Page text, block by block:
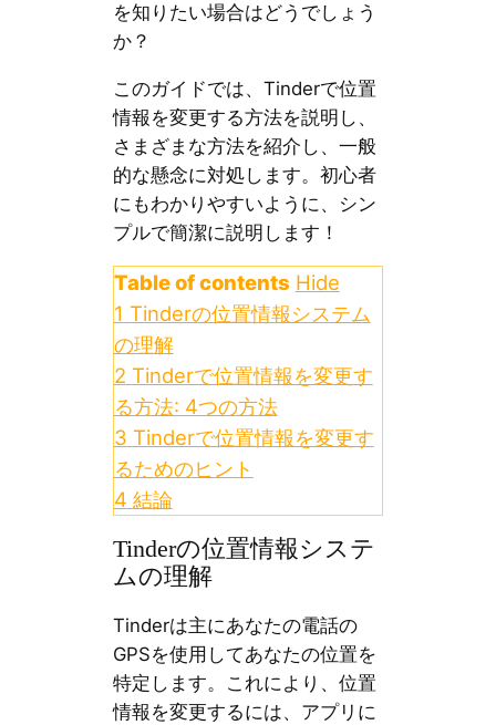
を知りたい場合はどうでしょう
か？
このガイドでは、Tinderで位置
情報を変更する方法を説明し、
さまざまな方法を紹介し、一般
的な懸念に対処します。初心者
にもわかりやすいように、シン
プルで簡潔に説明します！
Table of contents Hide
1 Tinderの位置情報システム
の理解
2 Tinderで位置情報を変更す
る方法: 4つの方法
3 Tinderで位置情報を変更す
るためのヒント
4 結論
Tinderの位置情報システ
ムの理解
Tinderは主にあなたの電話の
GPSを使用してあなたの位置を
特定します。これにより、位置
情報を変更するには、アプリに